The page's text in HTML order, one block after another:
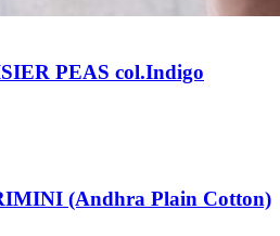
PEAS col.Indigo
(Andhra Plain Cotton)